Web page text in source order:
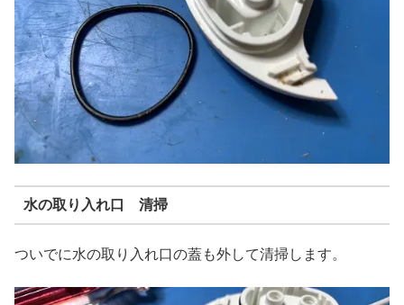
水の取り入れ口 清掃
ついでに水の取り入れ口の蓋も外して清掃します。